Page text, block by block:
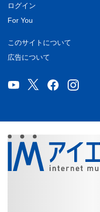
ログイン
For You
このサイトについて
広告について